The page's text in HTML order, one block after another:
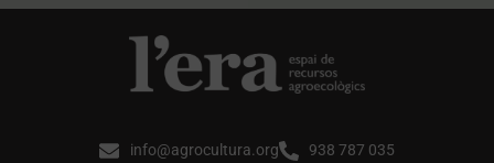
info@agrocultura.org
938 787 035